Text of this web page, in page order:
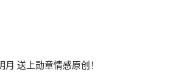
送上勋章情感原创！